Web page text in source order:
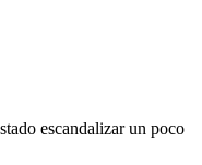
escandalizar un poco